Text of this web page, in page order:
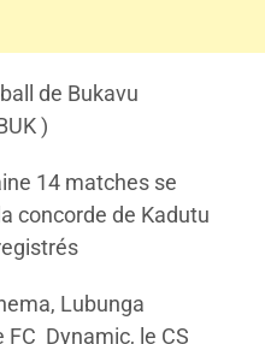
de Bukavu
)
14 matches se
concorde de Kadutu
Lubunga
Dynamic, le CS